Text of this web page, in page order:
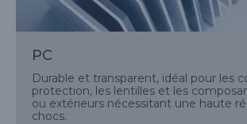
PC
Durable et transparent, idéal pour les
protection, les lentilles et les
ou extérieurs nécessitant une haute
chocs.